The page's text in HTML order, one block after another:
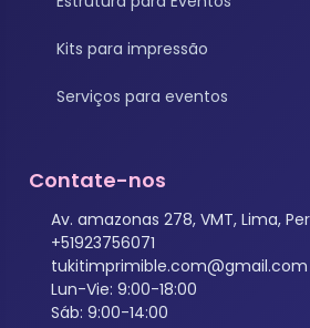
Kits para impressão
Serviços para eventos
Contate-nos
Av. amazonas 278, VMT, Lima,
+51923756071
tukitimprimible.com@gmail.com
Lun-Vie: 9:00-18:00
Sáb: 9:00-14:00